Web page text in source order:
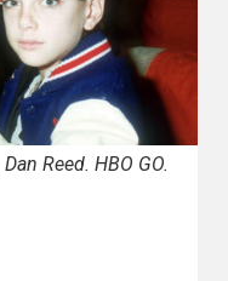
Reed. HBO GO.